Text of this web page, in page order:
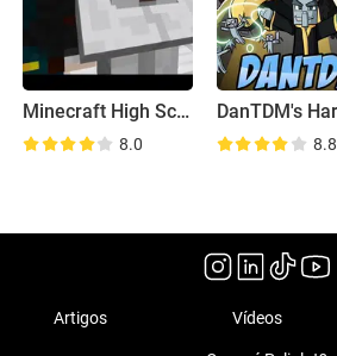
Minecraft High School
8.0 8.8
Artigos Vídeos